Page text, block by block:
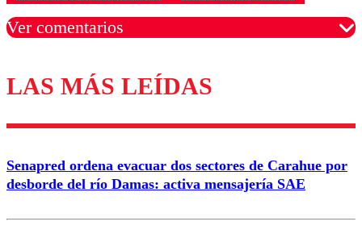
Ver comentarios
Los comentarios son moderados para garantizar un
diálogo respetuoso.
Correo
LAS MÁS LEÍDAS
Senapred ordena evacuar dos sectores de Carahue por
desborde del río Damas: activa mensajería SAE